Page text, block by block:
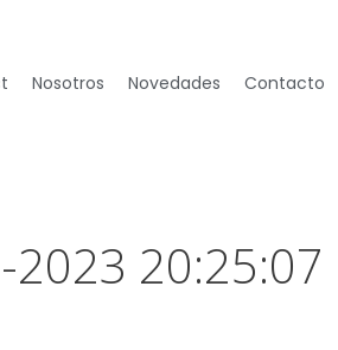
Nosotros Novedades Contacto
20:25:07